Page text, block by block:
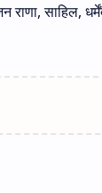
साहिल,